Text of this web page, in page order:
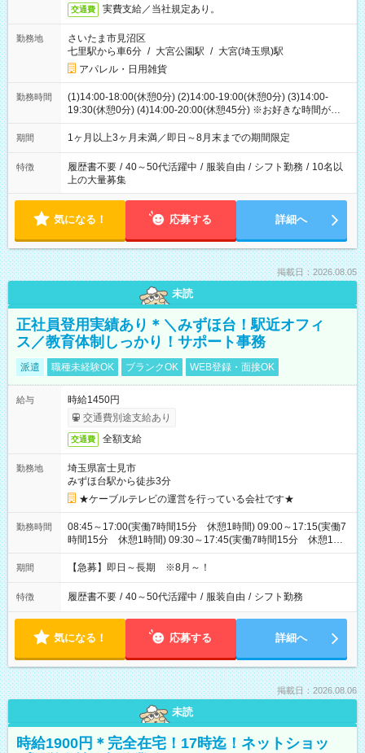
交通費 実費支給／当社規定あり。
勤務地
さいたま市見沼区
七里駅から車6分 / 大宮公園駅 / 大宮(埼玉県)駅
アパレル・日用雑貨
勤務時間
(1)14:00-18:00(休憩0分) (2)14:00-19:00(休憩0分) (3)14:00-
19:30(休憩0分) (4)14:00-20:00(休憩45分) ※お好きな時間が選べ
ます
期間 1ヶ月以上3ヶ月未満／即日～8月末までの期間限定
特徴 履歴書不要 / 40～50代活躍中 / 服装自由 / シフト勤務 / 10名以
上の大量募集
気になる！ 応募する 詳細へ
掲載日：2026.08.05
未読
正社員登用実績あり＊＼みずほ台！駅近オフィ
ス／教育体制しっかり！サポート事務
派遣 職種未経験OK ブランクOK WEB登録・面接OK
給与
時給1450円
交通費別途支給あり
交通費 全額支給
勤務地
埼玉県富士見市
みずほ台駅から徒歩3分
★ケーブルテレビの運営を行っている会社です★
勤務時間
08:45～17:00(実働7時間15分 休憩1時間) 09:00～17:15(実働7
時間15分 休憩1時間) 09:30～17:45(実働7時間15分 休憩1時
間) ※11:45～20:00：週1回程度遅番あります(在宅勤務OK) ※配
属チームにより
期間 【急募】即日～長期 ※8月～！
特徴 履歴書不要 / 40～50代活躍中 / 服装自由 / シフト勤務
気になる！ 応募する 詳細へ
掲載日：2026.08.06
未読
時給1900円＊完全在宅！17時迄！ネットショッ